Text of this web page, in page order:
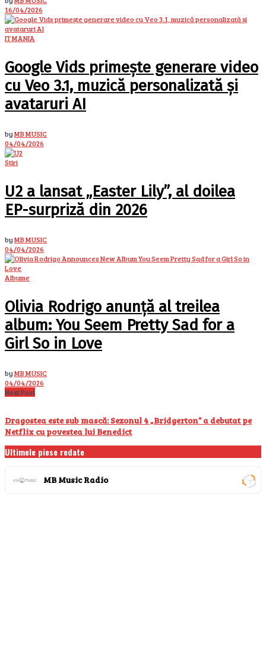
16/04/2026
IT MANIA
Google Vids primește generare video
cu Veo 3.1, muzică personalizată și
avataruri AI
byMB MUSIC
04/04/2026
Stiri
U2 a lansat „Easter Lily”, al doilea
EP-surpriză din 2026
byMB MUSIC
04/04/2026
Albume
Olivia Rodrigo anunță al treilea
album: You Seem Pretty Sad for a
Girl So in Love
byMB MUSIC
04/04/2026
Next Post
Dragostea este sub mască: Sezonul 4 „Bridgerton” a debutat pe
Netflix cu povestea lui Benedict
Ultimele piese redate
MB Music Radio